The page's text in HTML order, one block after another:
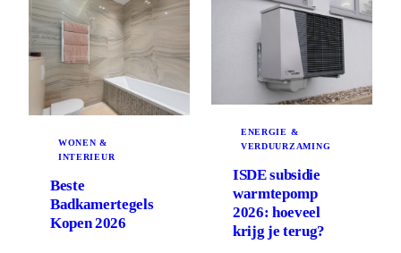
WONEN &
INTERIEUR
Beste
Badkamertegels
Kopen 2026
ENERGIE &
VERDUURZAMING
ISDE subsidie
warmtepomp
2026: hoeveel
krijg je terug?